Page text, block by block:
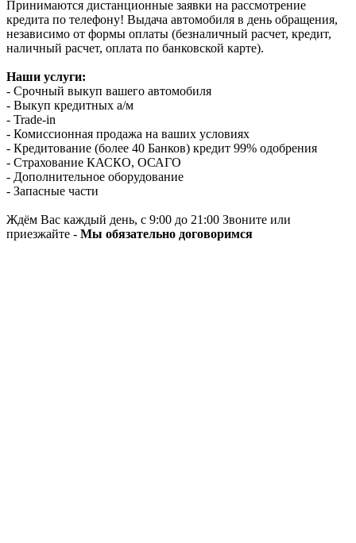
Принимаются дистанционные заявки на рассмотрение
кредита по телефону! Выдача автомобиля в день обращения,
независимо от формы оплаты (безналичный расчет, кредит,
наличный расчет, оплата по банковской карте).
Наши услуги:
- Срочный выкуп вашего автомобиля
- Выкуп кредитных а/м
- Trade-in
- Комиссионная продажа на ваших условиях
- Кредитование (более 40 Банков) кредит 99% одобрения
- Страхование КАСКО, ОСАГО
- Дополнительное оборудование
- Запасные части
Ждём Вас каждый день, с 9:00 до 21:00 Звоните или
приезжайте - Мы обязательно договоримся